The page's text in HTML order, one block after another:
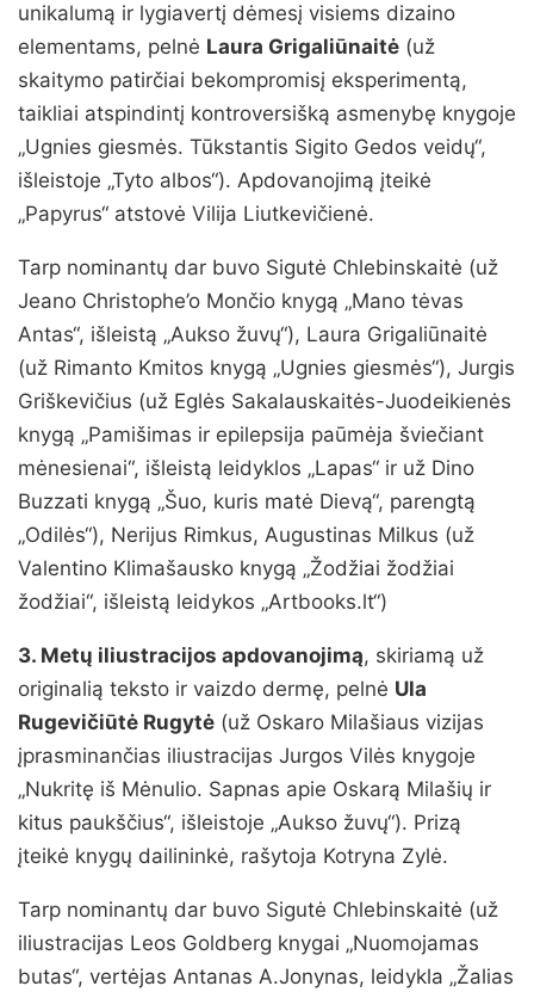
unikalumą ir lygiavertį dėmesį visiems dizaino
elementams, pelnė Laura Grigaliūnaitė (už
skaitymo patirčiai bekompromisį eksperimentą,
taikliai atspindintį kontroversišką asmenybę knygoje
„Ugnies giesmės. Tūkstantis Sigito Gedos veidų“,
išleistoje „Tyto albos“). Apdovanojimą įteikė
„Papyrus“ atstovė Vilija Liutkevičienė.
Tarp nominantų dar buvo Sigutė Chlebinskaitė (už
Jeano Christophe’o Mončio knygą „Mano tėvas
Antas“, išleistą „Aukso žuvų“), Laura Grigaliūnaitė
(už Rimanto Kmitos knygą „Ugnies giesmės“), Jurgis
Griškevičius (už Eglės Sakalauskaitės-Juodeikienės
knygą „Pamišimas ir epilepsija paūmėja šviečiant
mėnesienai“, išleistą leidyklos „Lapas“ ir už Dino
Buzzati knygą „Šuo, kuris matė Dievą“, parengtą
„Odilės“), Nerijus Rimkus, Augustinas Milkus (už
Valentino Klimašausko knygą „Žodžiai žodžiai
žodžiai“, išleistą leidykos „Artbooks.lt“)
3. Metų iliustracijos apdovanojimą, skiriamą už
originalią teksto ir vaizdo dermę, pelnė Ula
Rugevičiūtė Rugytė (už Oskaro Milašiaus vizijas
įprasminančias iliustracijas Jurgos Vilės knygoje
„Nukritę iš Mėnulio. Sapnas apie Oskarą Milašių ir
kitus paukščius“, išleistoje „Aukso žuvų“). Prizą
įteikė knygų dailininkė, rašytoja Kotryna Zylė.
Tarp nominantų dar buvo Sigutė Chlebinskaitė (už
iliustracijas Leos Goldberg knygai „Nuomojamas
butas“, vertėjas Antanas A.Jonynas, leidykla „Žalias